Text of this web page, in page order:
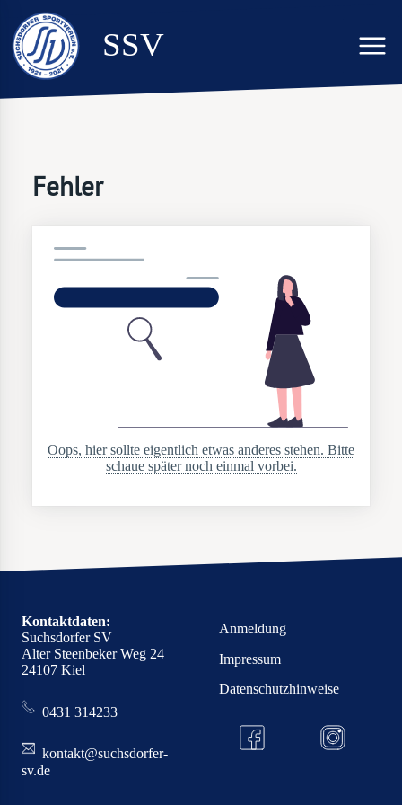
SSV
Fehler
Oops, hier sollte eigentlich etwas anderes stehen. Bitte
schaue später noch einmal vorbei.
Kontaktdaten:
Suchsdorfer SV
Alter Steenbeker Weg 24
24107 Kiel
0431 314233
kontakt@suchsdorfer-
sv.de
Anmeldung
Impressum
Datenschutzhinweise